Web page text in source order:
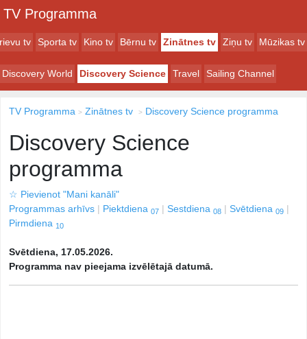
TV Programma
tv Sporta tv Kino tv Bērnu tv Zinātnes tv Ziņu tv Mūzikas tv
Discovery World Discovery Science Travel Sailing Channel
TV Programma Zinātnes tv Discovery Science programma
Discovery Science
programma
☆ Pievienot "Mani kanāli"
Programmas arhīvs
Piektdiena 07 Sestdiena 08 Svētdiena 09
Pirmdiena 10
Svētdiena, 17.05.2026.
Programma nav pieejama izvēlētajā datumā.